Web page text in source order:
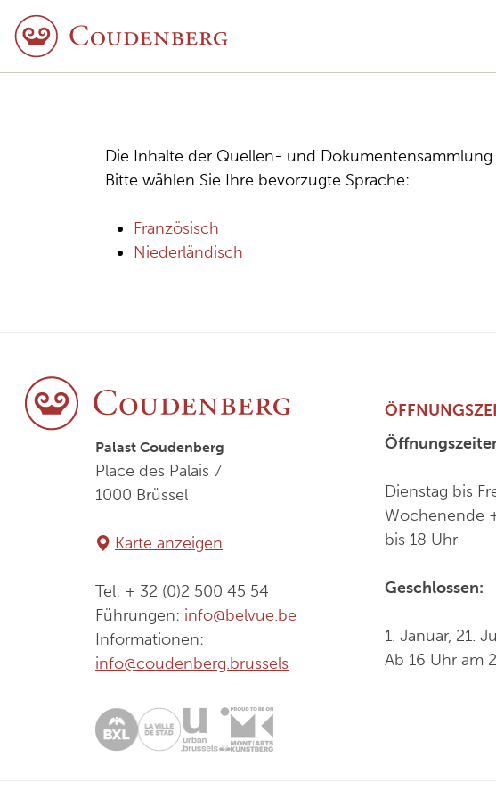
Die Inhalte der Quellen- und
Bitte wählen Sie Ihre bevorzugte Sprache:
Französisch
Niederländisch
Palast Coudenberg
Place des Palais 7
1000 Brüssel
Karte anzeigen
Tel: + 32 (0)2 500 45 54
Führungen: info@belvue.be
Informationen:
info@coudenberg.brussels
Dienstag bis
Wochenende
bis 18 Uhr
Geschlossen:
1. Januar, 21.
Ab 16 Uhr am